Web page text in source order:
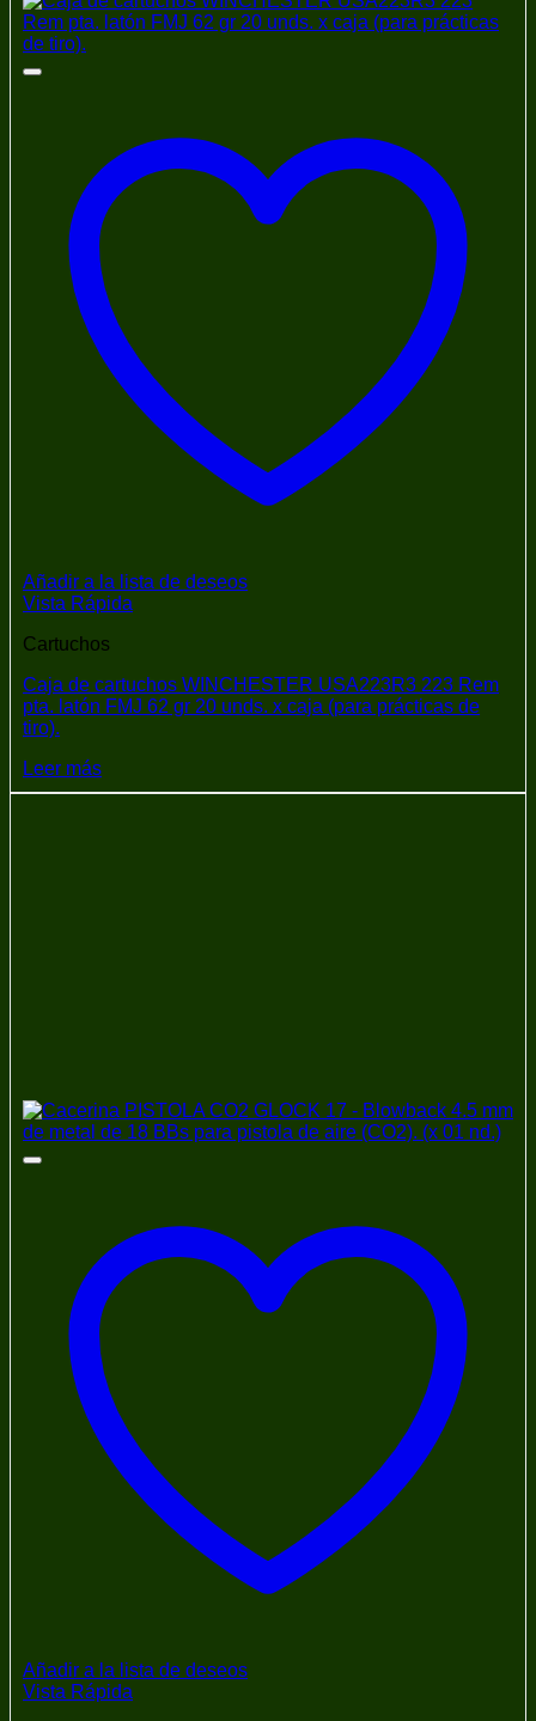
Añadir a la lista de deseos
Vista Rápida
Cartuchos
Caja de cartuchos WINCHESTER USA223R3 223 Rem
pta. latón FMJ 62 gr 20 unds. x caja (para prácticas de
tiro).
Leer más
Añadir a la lista de deseos
Vista Rápida